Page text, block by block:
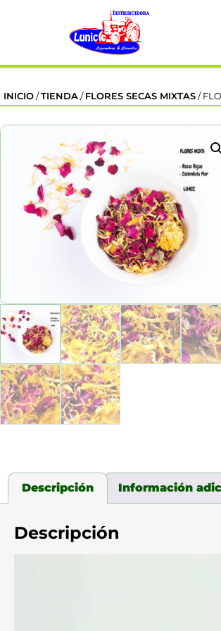
INICIO /TIENDA / FLORES SECAS MIXTAS /
Descripción Información
Descripción